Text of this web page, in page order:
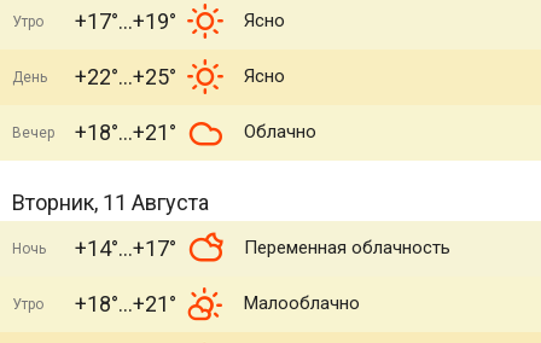
Утро +17° +19° Ясно
День +22° +25° Ясно
Вечер +18° +21° Облачно
Вторник, 11 Августа
Ночь +14° +17° Переменная облачность
Утро +18° +21° Малооблачно